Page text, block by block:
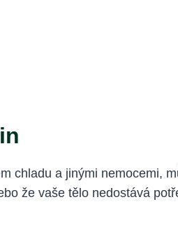
chladu a jinými nemocemi,
že vaše tělo nedostává